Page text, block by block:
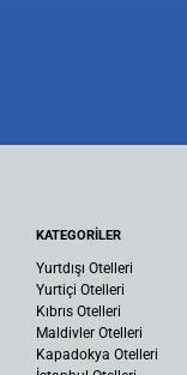
KATEGORİLER
Yurtdışı Otelleri
Yurtiçi Otelleri
Kıbrıs Otelleri
Maldivler Otelleri
Kapadokya Otelleri